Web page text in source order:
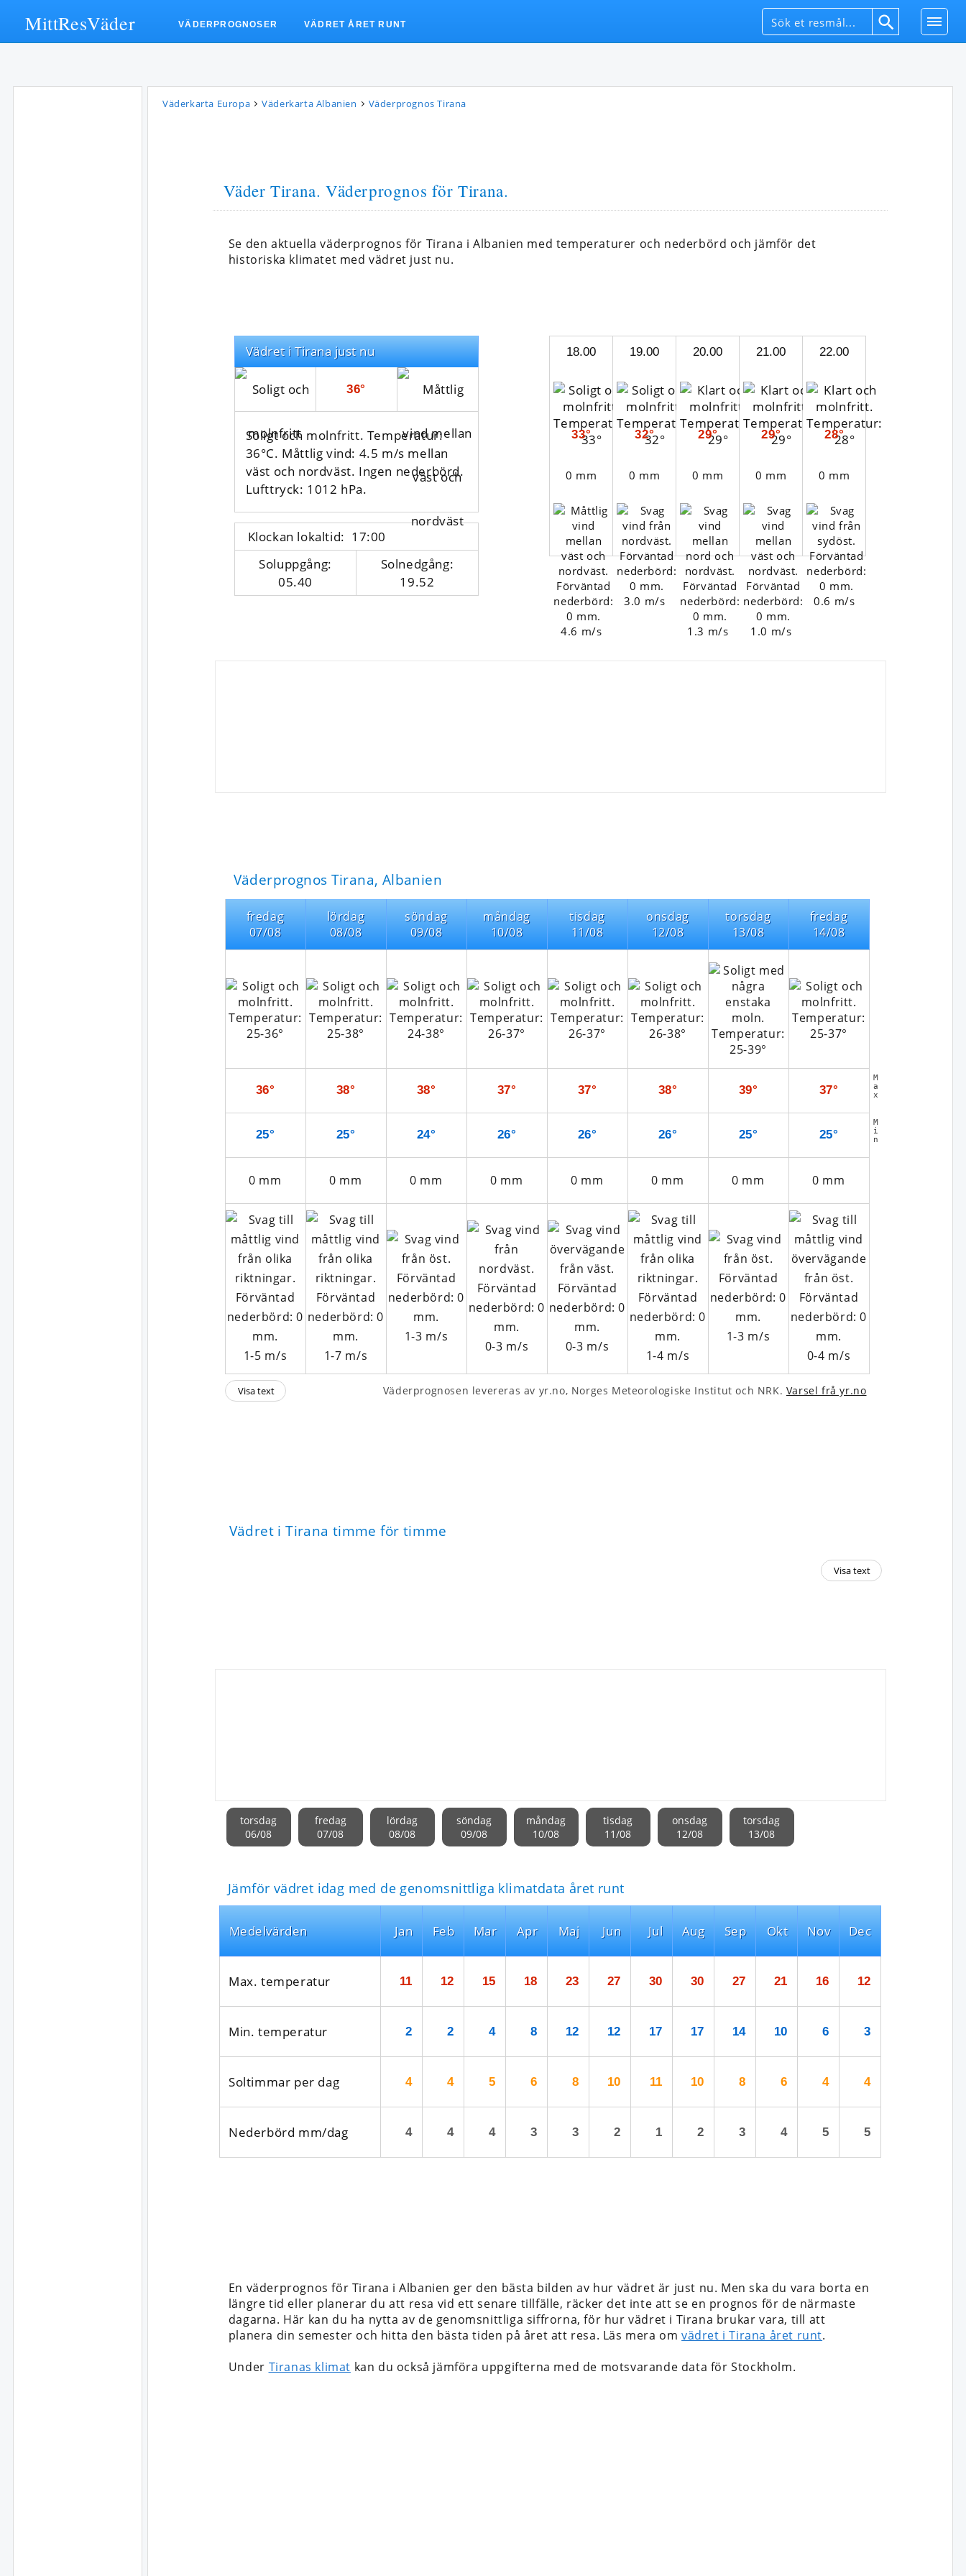
Väderkarta Europa Väderkarta Albanien Väderprognos Tirana
Väder Tirana. Väderprognos för Tirana.
Se den aktuella väderprognos för Tirana i Albanien med temperaturer och nederbörd och jämför det
historiska klimatet med vädret just nu.
Vädret i Tirana just nu
36°
Soligt och molnfritt. Temperatur:
36°C. Måttlig vind: 4.5 m/s mellan
väst och nordväst. Ingen nederbörd.
Lufttryck: 1012 hPa.
Klockan lokaltid: 17:00
Soluppgång:
05.40
Solnedgång:
19.52
18.00
33°
0 mm
4.6 m/s
19.00
32°
0 mm
3.0 m/s
20.00
29°
0 mm
1.3 m/s
21.00
29°
0 mm
1.0 m/s
22.00
28°
0 mm
0.6 m/s
Väderprognos Tirana, Albanien
fredag
07/08
lördag
08/08
söndag
09/08
måndag
10/08
tisdag
11/08
onsdag
12/08
torsdag
13/08
fredag
14/08
36° 38° 38° 37° 37° 38° 39° 37°
M
a
x
25° 25° 24° 26° 26° 26° 25° 25°
M
i
n
0 mm 0 mm 0 mm 0 mm 0 mm 0 mm 0 mm 0 mm
1-5 m/s 1-7 m/s
1-3 m/s
0-3 m/s 0-3 m/s
1-4 m/s
1-3 m/s
0-4 m/s
Visa text Väderprognosen levereras av yr.no, Norges Meteo­rologiske Institut och NRK. Varsel frå yr.no
Vädret i Tirana timme för timme
torsdag
06/08
fredag
07/08
lördag
08/08
söndag
09/08
måndag
10/08
tisdag
11/08
onsdag
12/08
torsdag
13/08
Visa text
Jämför vädret idag med de genomsnittliga klimatdata året runt
Medel­värden
Max. temperatur
Min. temperatur
Soltimmar per dag
Nederbörd mm/dag
Jan
11
2
4
4
Feb
12
2
4
4
Mar
15
4
5
4
Apr
18
8
6
3
Maj
23
12
8
3
Jun
27
12
10
2
Jul
30
17
11
1
Aug
30
17
10
2
Sep
27
14
8
3
Okt
21
10
6
4
Nov
16
6
4
5
Dec
12
3
4
5
En väderprognos för Tirana i Albanien ger den bästa bilden av hur vädret är just nu. Men ska du vara borta en
längre tid eller planerar du att resa vid ett senare tillfälle, räcker det inte att se en prognos för de närmaste
dagarna. Här kan du ha nytta av de genomsnittliga siffrorna, för hur vädret i Tirana brukar vara, till att
planera din semester och hitta den bästa tiden på året att resa. Läs mera omvädret i Tirana året runt.
Under Tiranas klimat kan du också jämföra uppgifterna med de motsvarande data för Stockholm.
MittResVäder VÄDERPROGNOSER VÄDRET ÅRET RUNT